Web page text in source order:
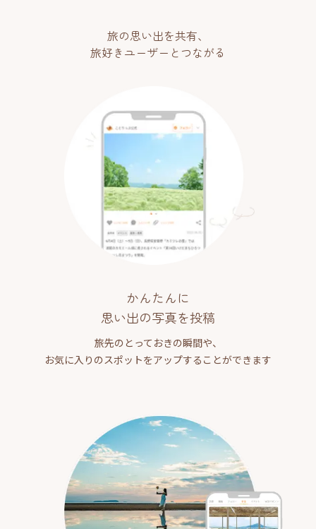
旅の思い出を共有、
旅好きユーザーとつながる
かんたんに
思い出の写真を投稿
旅先のとっておきの瞬間や、
お気に入りのスポットをアップすることができます